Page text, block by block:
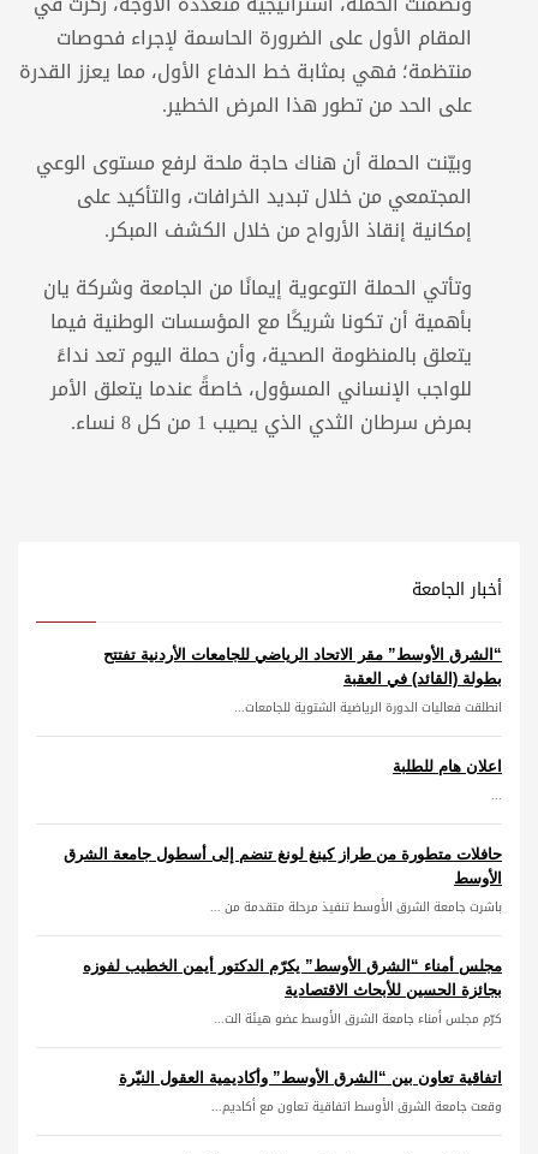
المقام الأول على الضرورة الحاسمة لإجراء فحوصات
منتظمة؛ فهي بمثابة خط الدفاع الأول، مما يعزز القدرة
على الحد من تطور هذا المرض الخطير.
وبيّنت الحملة أن هناك حاجة ملحة لرفع مستوى الوعي
المجتمعي من خلال تبديد الخرافات، والتأكيد على
إمكانية إنقاذ الأرواح من خلال الكشف المبكر.
وتأتي الحملة التوعوية إيمانًا من الجامعة وشركة يان
بأهمية أن تكونا شريكًا مع المؤسسات الوطنية فيما
يتعلق بالمنظومة الصحية، وأن حملة اليوم تعد نداءً
للواجب الإنساني المسؤول، خاصةً عندما يتعلق الأمر
بمرض سرطان الثدي الذي يصيب 1 من كل 8 نساء.
أخبار الجامعة
“الشرق الأوسط” مقر الاتحاد الرياضي للجامعات الأردنية تفتتح
بطولة (القائد) في العقبة
انطلقت فعاليات الدورة الرياضية الشتوية للجامعات...
اعلان هام للطلبة
...
حافلات متطورة من طراز كينغ لونغ تنضم إلى أسطول جامعة الشرق
الأوسط
باشرت جامعة الشرق الأوسط تنفيذ مرحلة متقدمة من ...
مجلس أمناء “الشرق الأوسط” يكرّم الدكتور أيمن الخطيب لفوزه
بجائزة الحسين للأبحاث الاقتصادية
كرّم مجلس أمناء جامعة الشرق الأوسط عضو هيئة الت...
اتفاقية تعاون بين “الشرق الأوسط” وأكاديمية العقول النيّرة
وقعت جامعة الشرق الأوسط اتفاقية تعاون مع أكاديم...